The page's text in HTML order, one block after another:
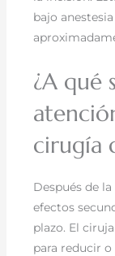
bajo
¿A qué
cirugía
Después de
efectos
plazo. El
para reducir